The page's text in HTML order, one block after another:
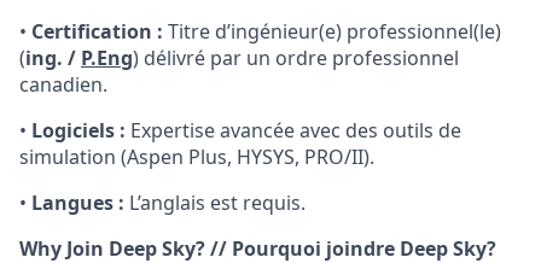
• Certification : Titre d’ingénieur(e) professionnel(le)
(ing. / P.Eng) délivré par un ordre professionnel
canadien.
• Logiciels : Expertise avancée avec des outils de
simulation (Aspen Plus, HYSYS, PRO/II).
• Langues : L’anglais est requis.
Why Join Deep Sky? // Pourquoi joindre Deep Sky?